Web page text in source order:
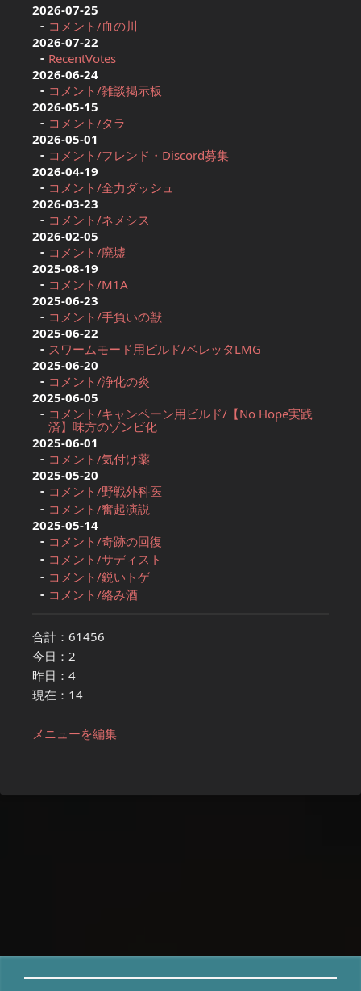
2026-07-25
コメント/血の川
2026-07-22
RecentVotes
2026-06-24
コメント/雑談掲示板
2026-05-15
コメント/タラ
2026-05-01
コメント/フレンド・Discord募集
2026-04-19
コメント/全力ダッシュ
2026-03-23
コメント/ネメシス
2026-02-05
コメント/廃墟
2025-08-19
コメント/M1A
2025-06-23
コメント/手負いの獣
2025-06-22
スワームモード用ビルド/ベレッタLMG
2025-06-20
コメント/浄化の炎
2025-06-05
コメント/キャンペーン用ビルド/【No Hope実践
済】味方のゾンビ化
2025-06-01
コメント/気付け薬
2025-05-20
コメント/野戦外科医
コメント/奮起演説
2025-05-14
コメント/奇跡の回復
コメント/サディスト
コメント/鋭いトゲ
コメント/絡み酒
合計：61456
今日：2
昨日：4
現在：14
メニューを編集